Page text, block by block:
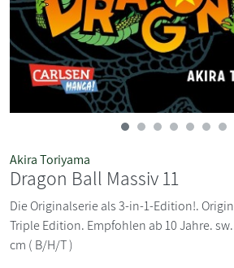
Akira Toriyama
Dragon Ball Massiv 11
Die Originalserie als 3-in-1-Edition!.
Triple Edition. Empfohlen ab 10 Jahre.
cm ( B/H/T )